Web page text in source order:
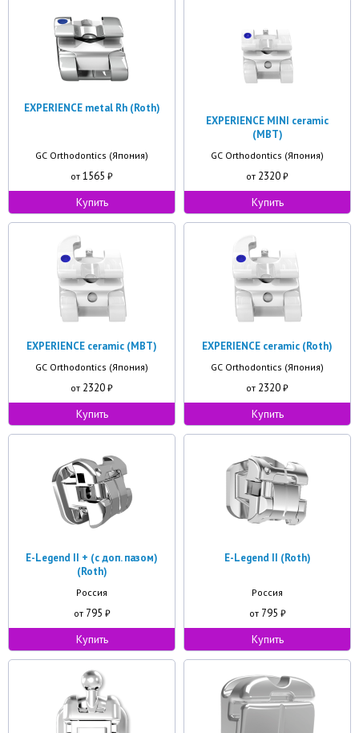
EXPERIENCE metal Rh (Roth)
GC Orthodontics (Япония)
от 1565 ₽
Купить
EXPERIENCE MINI ceramic
(MBT)
GC Orthodontics (Япония)
от 2320 ₽
Купить
EXPERIENCE ceramic (MBT)
GC Orthodontics (Япония)
от 2320 ₽
Купить
EXPERIENCE ceramic (Roth)
GC Orthodontics (Япония)
от 2320 ₽
Купить
E-Legend II + (с доп. пазом)
(Roth)
Россия
от 795 ₽
Купить
E-Legend II (Roth)
Россия
от 795 ₽
Купить